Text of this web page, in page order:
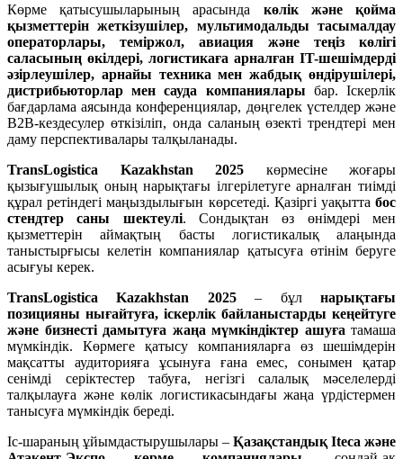
Көрме қатысушыларының арасында көлік және қойма
қызметтерін жеткізушілер, мультимодальды тасымалдау
операторлары, теміржол, авиация және теңіз көлігі
саласының өкілдері, логистикаға арналған IT-шешімдерді
әзірлеушілер, арнайы техника мен жабдық өндірушілері,
дистрибьюторлар мен сауда компаниялары бар. Іскерлік
бағдарлама аясында конференциялар, дөңгелек үстелдер және
B2B-кездесулер өткізіліп, онда саланың өзекті трендтері мен
даму перспективалары талқыланады.
TransLogistica Kazakhstan 2025 көрмесіне жоғары
қызығушылық оның нарықтағы ілгерілетуге арналған тиімді
құрал ретіндегі маңыздылығын көрсетеді. Қазіргі уақытта бос
стендтер саны шектеулі. Сондықтан өз өнімдері мен
қызметтерін аймақтың басты логистикалық алаңында
таныстырғысы келетін компаниялар қатысуға өтінім беруге
асығуы керек.
TransLogistica Kazakhstan 2025– бұлнарықтағы
позицияны нығайтуға, іскерлік байланыстарды кеңейтуге
және бизнесті дамытуға жаңа мүмкіндіктер ашуға тамаша
мүмкіндік. Көрмеге қатысу компанияларға өз шешімдерін
мақсатты аудиторияға ұсынуға ғана емес, сонымен қатар
сенімді серіктестер табуға, негізгі салалық мәселелерді
талқылауға және көлік логистикасындағы жаңа үрдістермен
танысуға мүмкіндік береді.
Іс-шараның ұйымдастырушылары – Қазақстандық Iteca және